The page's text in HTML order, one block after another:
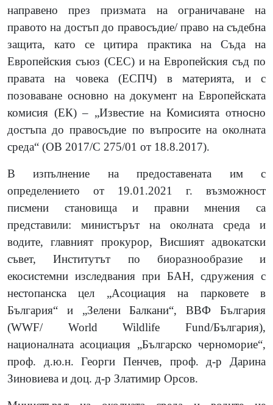
направено през призмата на ограничаване на
правото на достъп до правосъдие/ право на съдебна
защита, като се цитира практика на Съда на
Европейския съюз (CЕС) и на Европейския съд по
правата на човека (ЕСПЧ) в материята, и с
позоваване основно на документ на Европейската
комисия (ЕК) – „Известие на Комисията относно
достъпа до правосъдие по въпросите на околната
среда“ (ОВ 2017/C 275/01 от 18.8.2017).
В изпълнение на предоставената им с
определението от 19.01.2021 г. възможност
писмени становища и правни мнения са
представили: министърът на околната среда и
водите, главният прокурор, Висшият адвокатски
съвет, Институтът по биоразнообразие и
екосистемни изследвания при БАН, сдружения с
нестопанска цел „Асоциация на парковете в
България“ и „Зелени Балкани“, ВВФ България
(WWF/ World Wildlife Fund/България),
националната асоциация „Българско черноморие“,
проф. д.ю.н. Георги Пенчев, проф. д-р Дарина
Зиновиева и доц. д-р Златимир Орсов.